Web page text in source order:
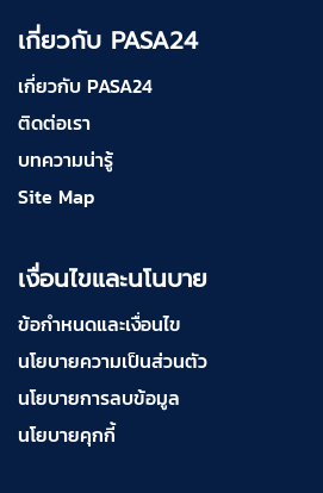
เกี่ยวกับ PASA24
เกี่ยวกับ PASA24
ติดต่อเรา
บทความน่ารู้
Site Map
เงื่อนไขและนโนบาย
ข้อกำหนดและเงื่อนไข
นโยบายความเป็นส่วนตัว
นโยบายการลบข้อมูล
นโยบายคุกกี้